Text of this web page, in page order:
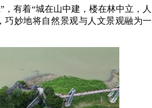
有着“城在山中建，楼在林中立，人
巧妙地将自然景观与人文景观融为一